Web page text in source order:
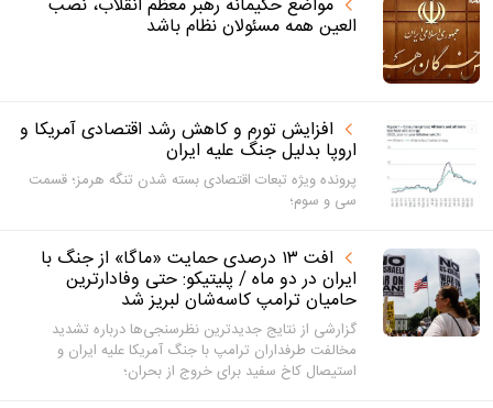
العین همه مسئولان نظام باشد
افزایش تورم و کاهش رشد اقتصادی آمریکا و
اروپا بدلیل جنگ علیه ایران
پرونده ویژه تبعات اقتصادی بسته شدن تنگه هرمز؛ قسمت
سی و سوم؛
افت ۱۳ درصدی حمایت «ماگا» از جنگ با
ایران در دو ماه / پلیتیکو: حتی وفادارترین
حامیان ترامپ کاسه‌شان لبریز شد
گزارشی از نتایج جدید‌ترین نظرسنجی‌ها درباره تشدید
مخالفت طرفداران ترامپ با جنگ آمریکا علیه ایران و
استیصال کاخ سفید برای خروج از بحران؛